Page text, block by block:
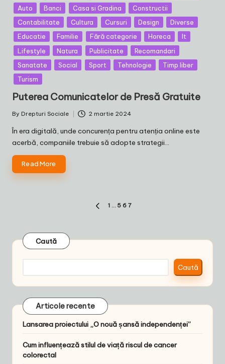
inAuto
Banci Casa si Gradina
Constructii
Contabilitate
Cultura Cursuri Design
Diverse
Educatie
Familie Fără categorie Horeca
It
Lifestyle
Natura Publicitate
Recomandari
Sanatate
Social Sport Tehnologie
Timp liber
Turism
Puterea Comunicatelor de Presă Gratuite
Posted
by
By Drepturi Sociale 2 martie 2024
În era digitală, unde concurența pentru atenția online este
acerbă, companiile trebuie să adopte strategii…
Read More
PREVIOUS
1 … 5 6 7
Caută
Caută
Articole recente
Lansarea proiectului „O nouă șansă independenței”
Cum influențează stilul de viață riscul de cancer
colorectal